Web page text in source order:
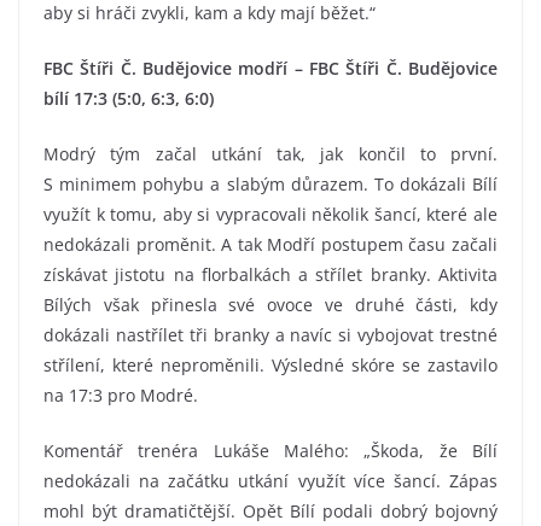
aby si hráči zvykli, kam a kdy mají běžet.“
FBC Štíři Č. Budějovice modří – FBC Štíři Č. Budějovice
bílí 17:3 (5:0, 6:3, 6:0)
Modrý tým začal utkání tak, jak končil to první.
S minimem pohybu a slabým důrazem. To dokázali Bílí
využít k tomu, aby si vypracovali několik šancí, které ale
nedokázali proměnit. A tak Modří postupem času začali
získávat jistotu na florbalkách a střílet branky. Aktivita
Bílých však přinesla své ovoce ve druhé části, kdy
dokázali nastřílet tři branky a navíc si vybojovat trestné
střílení, které neproměnili. Výsledné skóre se zastavilo
na 17:3 pro Modré.
Komentář trenéra Lukáše Malého: „Škoda, že Bílí
nedokázali na začátku utkání využít více šancí. Zápas
mohl být dramatičtější. Opět Bílí podali dobrý bojovný